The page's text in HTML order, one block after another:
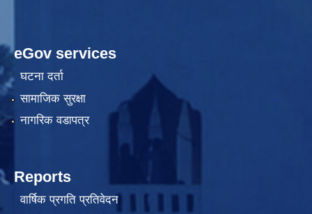
eGov services
घटना दर्ता
सामाजिक सुरक्षा
नागरिक वडापत्र
Reports
वार्षिक प्रगति प्रतिवेदन